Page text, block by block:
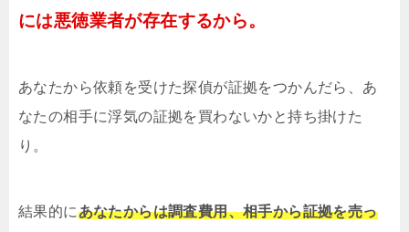
には悪徳業者が存在するから。
あなたから依頼を受けた探偵が証拠をつかんだら、あ
なたの相手に浮気の証拠を買わないかと持ち掛けた
り。
結果的にあなたからは調査費用、相手から証拠を売っ